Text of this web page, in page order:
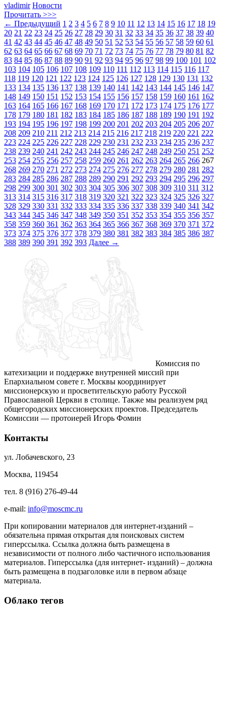
vladimir Новости
Прочитать >>>
← Предыдущий 1 2 3 4 5 6 7 8 9 10 11 12 13 14 15 16 17 18 19
20 21 22 23 24 25 26 27 28 29 30 31 32 33 34 35 36 37 38 39 40
41 42 43 44 45 46 47 48 49 50 51 52 53 54 55 56 57 58 59 60 61
62 63 64 65 66 67 68 69 70 71 72 73 74 75 76 77 78 79 80 81 82
83 84 85 86 87 88 89 90 91 92 93 94 95 96 97 98 99 100 101 102
103 104 105 106 107 108 109 110 111 112 113 114 115 116 117
118 119 120 121 122 123 124 125 126 127 128 129 130 131 132
133 134 135 136 137 138 139 140 141 142 143 144 145 146 147
148 149 150 151 152 153 154 155 156 157 158 159 160 161 162
163 164 165 166 167 168 169 170 171 172 173 174 175 176 177
178 179 180 181 182 183 184 185 186 187 188 189 190 191 192
193 194 195 196 197 198 199 200 201 202 203 204 205 206 207
208 209 210 211 212 213 214 215 216 217 218 219 220 221 222
223 224 225 226 227 228 229 230 231 232 233 234 235 236 237
238 239 240 241 242 243 244 245 246 247 248 249 250 251 252
253 254 255 256 257 258 259 260 261 262 263 264 265 266 267
268 269 270 271 272 273 274 275 276 277 278 279 280 281 282
283 284 285 286 287 288 289 290 291 292 293 294 295 296 297
298 299 300 301 302 303 304 305 306 307 308 309 310 311 312
313 314 315 316 317 318 319 320 321 322 323 324 325 326 327
328 329 330 331 332 333 334 335 336 337 338 339 340 341 342
343 344 345 346 347 348 349 350 351 352 353 354 355 356 357
358 359 360 361 362 363 364 365 366 367 368 369 370 371 372
373 374 375 376 377 378 379 380 381 382 383 384 385 386 387
388 389 390 391 392 393 Далее →
Комиссия по
катехизации и поддержке внутренней миссий при
Епархиальном совете г. Москвы координирует
миссионерскую и просветительскую работу Русской
Православной Церкви в столице. Также мы реализуем ряд
общегородских миссионерских проектов. Председатель
Комиссии — протоиерей Игорь Фомин
Контакты
ул. Лобачевского, 23
Москва, 119454
тел. 8 (916) 276-49-44
e-mail: info@moscmc.ru
При копировании материалов для интернет-изданий –
обязательна прямая открытая для поисковых систем
гиперссылка. Ссылка должна быть размещена в
независимости от полного либо частичного использования
материалов. Гиперссылка (для интернет- изданий) – должна
быть размещена в подзаголовке или в первом абзаце
материала.
Облако тегов